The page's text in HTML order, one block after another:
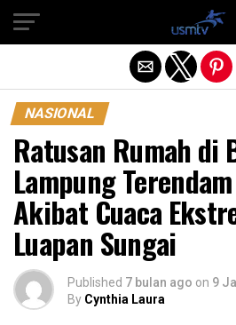
NASIONAL
Ratusan Rumah di
Lampung
Akibat Cuaca
Luapan Sungai
Published 7 bulan ago on 9
By Cynthia Laura
Exit mobile